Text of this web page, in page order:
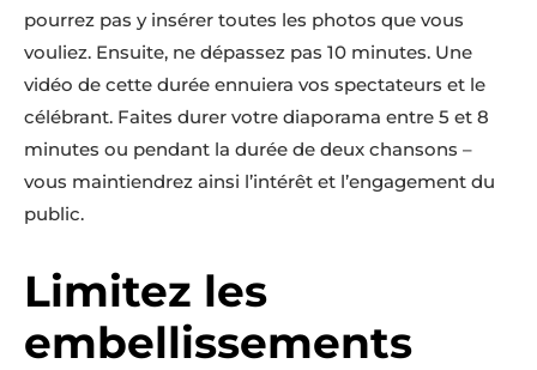
pourrez pas y insérer toutes les photos que vous
vouliez. Ensuite, ne dépassez pas 10 minutes. Une
vidéo de cette durée ennuiera vos spectateurs et le
célébrant. Faites durer votre diaporama entre 5 et 8
minutes ou pendant la durée de deux chansons –
vous maintiendrez ainsi l’intérêt et l’engagement du
public.
Limitez les
embellissements